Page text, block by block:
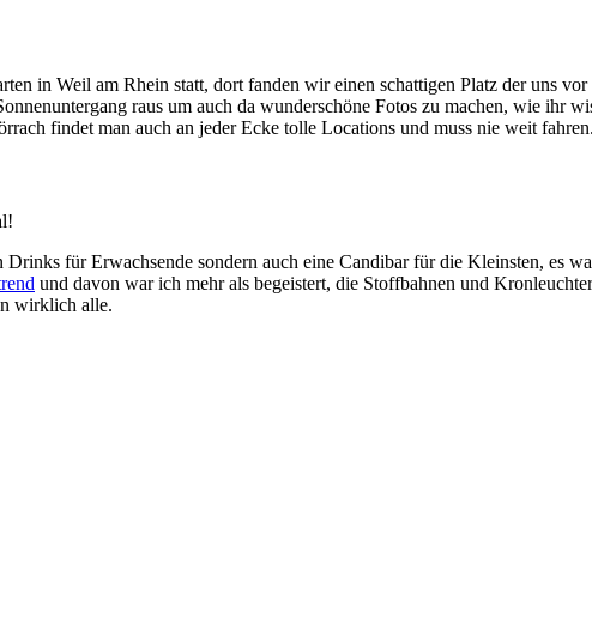
in Weil am Rhein statt, dort fanden wir einen schattigen Platz der uns
raus um auch da wunderschöne Fotos zu machen, wie ihr
findet man auch an jeder Ecke tolle Locations und muss nie weit fahren.
für Erwachsende sondern auch eine Candibar für die Kleinsten, es
und davon war ich mehr als begeistert, die Stoffbahnen und
wirklich alle.